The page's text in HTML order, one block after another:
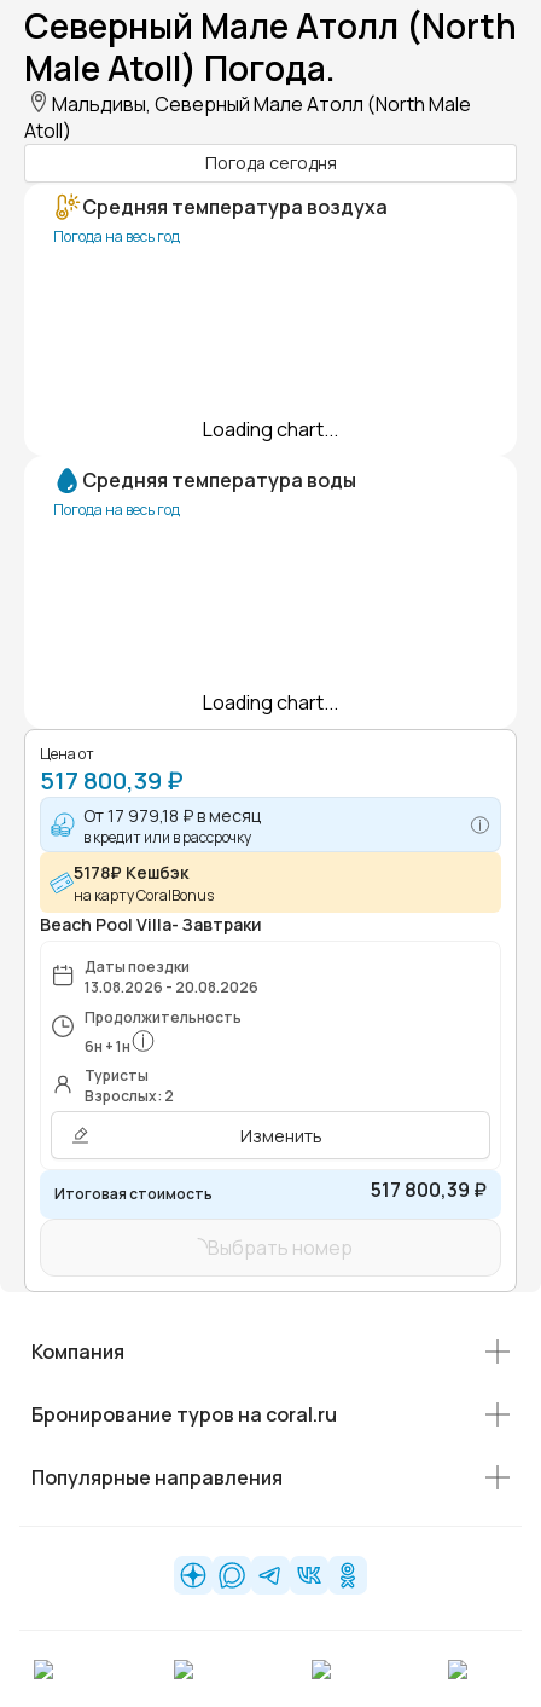
Северный Мале Атолл (North
Male Atoll) Погода.
Мальдивы, Северный Мале Атолл (North Male
Atoll)
Погода сегодня
Средняя температура воздуха
Погода на весь год
Loading chart...
Средняя температура воды
Погода на весь год
Loading chart...
Цена от
517 800,39 ₽
От17 979,18 ₽в месяц
в кредит или в рассрочку
5178₽ Кешбэк
на карту CoralBonus
Beach Pool Villa- Завтраки
Даты поездки
13.08.2026 - 20.08.2026
Продолжительность
6н +1н
Туристы
Взрослых: 2
Изменить
Итоговая стоимость 517 800,39 ₽
Выбрать номер
Компания
Бронирование туров на coral.ru
Популярные направления